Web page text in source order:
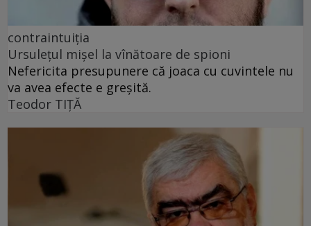
contraintuiția
Ursulețul mișel la vînătoare de spioni
Nefericita presupunere că joaca cu cuvintele nu
va avea efecte e greșită.
Teodor TIŢĂ